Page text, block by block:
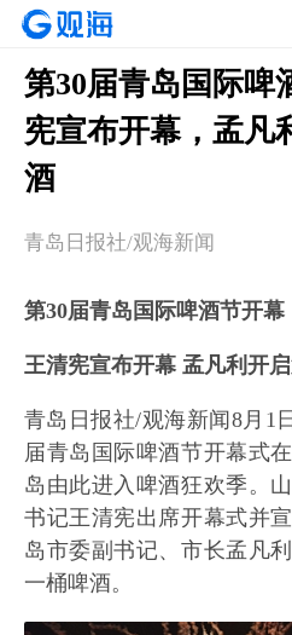
第30届青岛国际啤
宪宣布开幕，孟凡
酒
青岛日报社/观海新闻
第30届青岛国际啤酒节开幕
王清宪宣布开幕 孟凡利开
青岛日报社/观海新闻8月1
届青岛国际啤酒节开幕式
岛由此进入啤酒狂欢季。
书记王清宪出席开幕式并
岛市委副书记、市长孟凡
一桶啤酒。